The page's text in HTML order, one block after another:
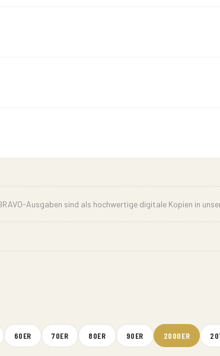
Ausgaben sind als hochwertige digitale Kopien in
60ER 70ER 80ER 90ER 2000ER